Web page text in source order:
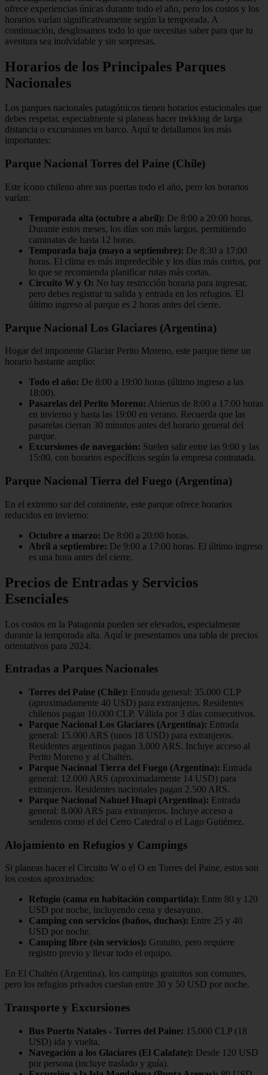
ofrece experiencias únicas durante todo el año, pero los costos y los
horarios varían significativamente según la temporada. A
continuación, desglosamos todo lo que necesitas saber para que tu
aventura sea inolvidable y sin sorpresas.
Horarios de los Principales Parques
Nacionales
Los parques nacionales patagónicos tienen horarios estacionales que
debes respetar, especialmente si planeas hacer trekking de larga
distancia o excursiones en barco. Aquí te detallamos los más
importantes:
Parque Nacional Torres del Paine (Chile)
Este ícono chileno abre sus puertas todo el año, pero los horarios
varían:
Temporada alta (octubre a abril): De 8:00 a 20:00 horas.
Durante estos meses, los días son más largos, permitiendo
caminatas de hasta 12 horas.
Temporada baja (mayo a septiembre): De 8:30 a 17:00
horas. El clima es más impredecible y los días más cortos, por
lo que se recomienda planificar rutas más cortas.
Circuito W y O: No hay restricción horaria para ingresar,
pero debes registrar tu salida y entrada en los refugios. El
último ingreso al parque es 2 horas antes del cierre.
Parque Nacional Los Glaciares (Argentina)
Hogar del imponente Glaciar Perito Moreno, este parque tiene un
horario bastante amplio:
Todo el año: De 8:00 a 19:00 horas (último ingreso a las
18:00).
Pasarelas del Perito Moreno: Abiertas de 8:00 a 17:00 horas
en invierno y hasta las 19:00 en verano. Recuerda que las
pasarelas cierran 30 minutos antes del horario general del
parque.
Excursiones de navegación: Suelen salir entre las 9:00 y las
15:00, con horarios específicos según la empresa contratada.
Parque Nacional Tierra del Fuego (Argentina)
En el extremo sur del continente, este parque ofrece horarios
reducidos en invierno:
Octubre a marzo: De 8:00 a 20:00 horas.
Abril a septiembre: De 9:00 a 17:00 horas. El último ingreso
es una hora antes del cierre.
Precios de Entradas y Servicios
Esenciales
Los costos en la Patagonia pueden ser elevados, especialmente
durante la temporada alta. Aquí te presentamos una tabla de precios
orientativos para 2024:
Entradas a Parques Nacionales
Torres del Paine (Chile): Entrada general: 35.000 CLP
(aproximadamente 40 USD) para extranjeros. Residentes
chilenos pagan 10.000 CLP. Válida por 3 días consecutivos.
Parque Nacional Los Glaciares (Argentina): Entrada
general: 15.000 ARS (unos 18 USD) para extranjeros.
Residentes argentinos pagan 3.000 ARS. Incluye acceso al
Perito Moreno y al Chaltén.
Parque Nacional Tierra del Fuego (Argentina): Entrada
general: 12.000 ARS (aproximadamente 14 USD) para
extranjeros. Residentes nacionales pagan 2.500 ARS.
Parque Nacional Nahuel Huapi (Argentina): Entrada
general: 8.000 ARS para extranjeros. Incluye acceso a
senderos como el del Cerro Catedral o el Lago Gutiérrez.
Alojamiento en Refugios y Campings
Si planeas hacer el Circuito W o el O en Torres del Paine, estos son
los costos aproximados:
Refugio (cama en habitación compartida): Entre 80 y 120
USD por noche, incluyendo cena y desayuno.
Camping con servicios (baños, duchas): Entre 25 y 40
USD por noche.
Camping libre (sin servicios): Gratuito, pero requiere
registro previo y llevar todo el equipo.
En El Chaltén (Argentina), los campings gratuitos son comunes,
pero los refugios privados cuestan entre 30 y 50 USD por noche.
Transporte y Excursiones
Bus Puerto Natales - Torres del Paine: 15.000 CLP (18
USD) ida y vuelta.
Navegación a los Glaciares (El Calafate): Desde 120 USD
por persona (incluye traslado y guía).